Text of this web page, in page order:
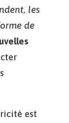
les
de
est